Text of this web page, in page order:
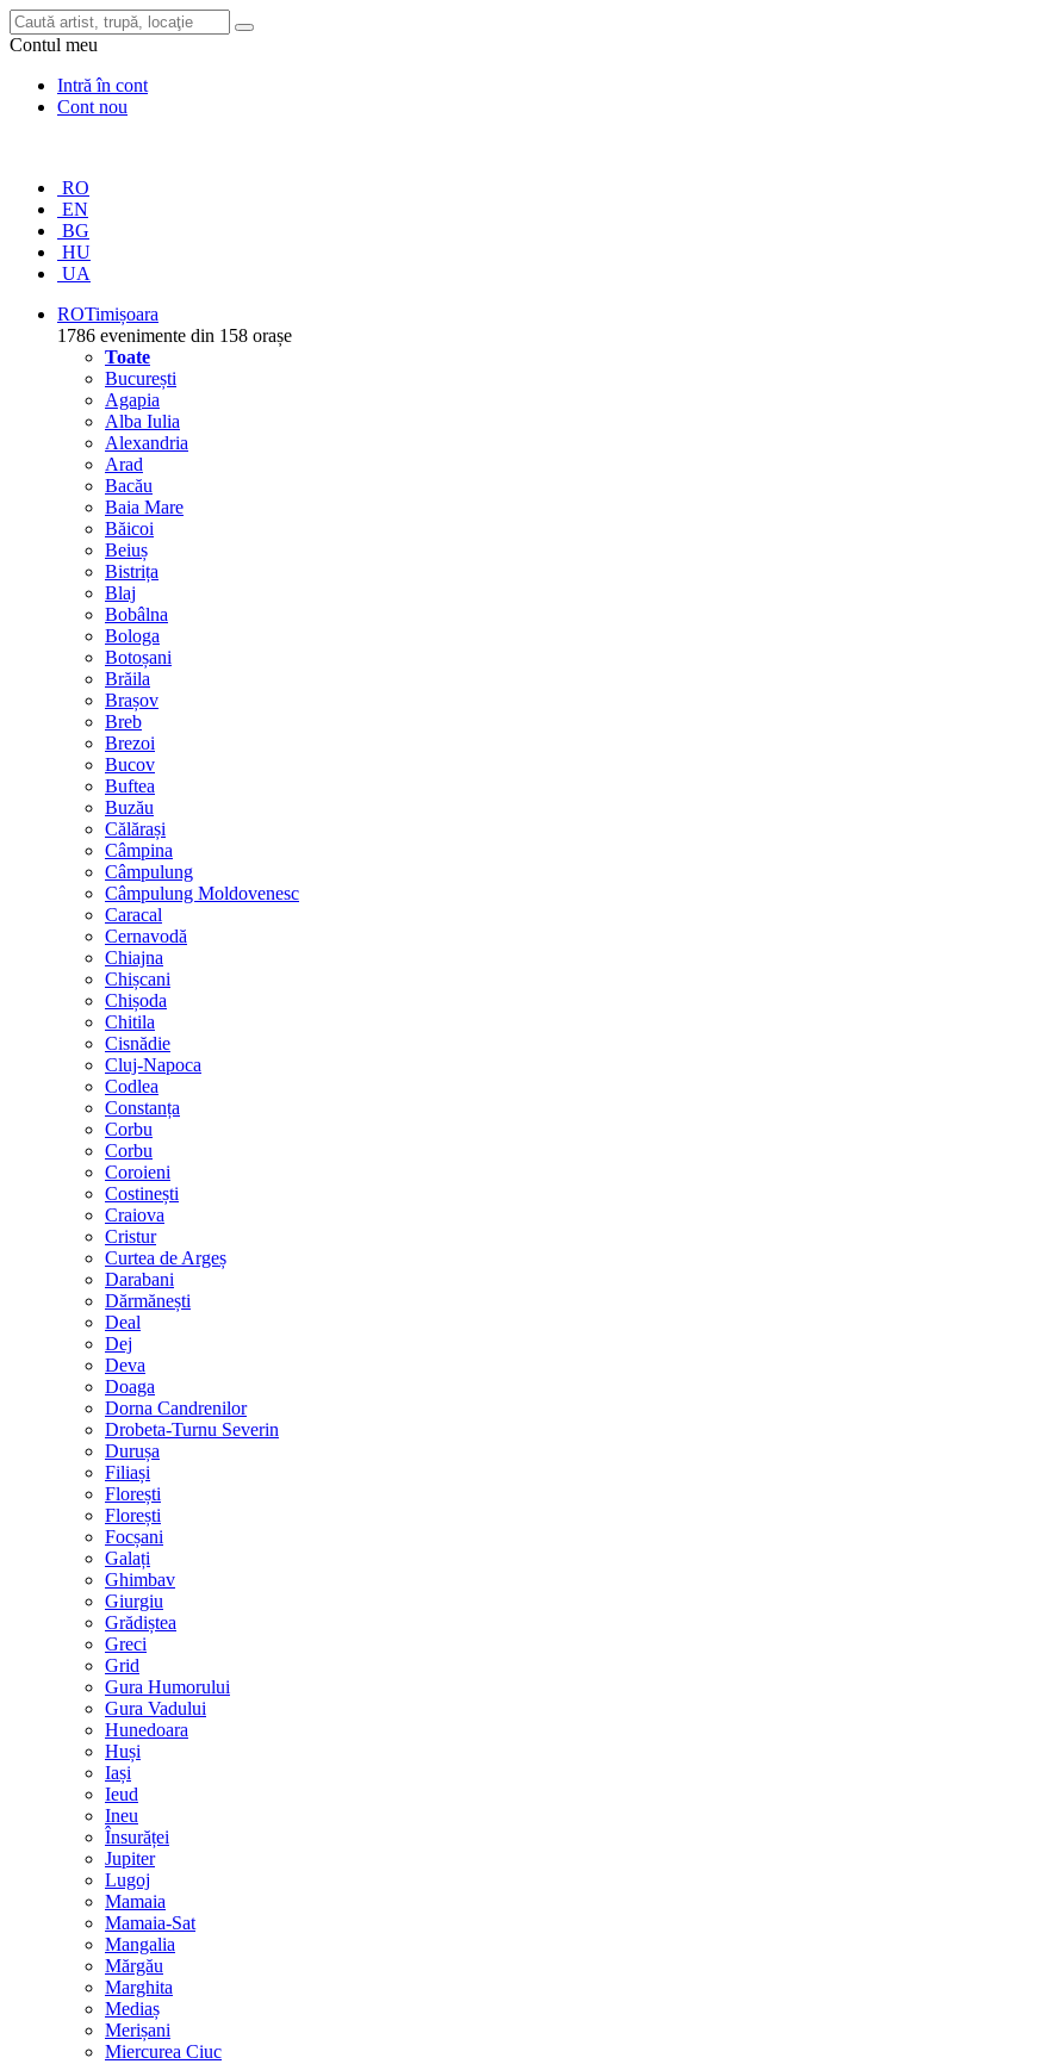
Contul meu
Intră în cont
Cont nou
RO
EN
BG
HU
UA
ROTimișoara
1786 evenimente din 158 orașe
Toate
București
Agapia
Alba Iulia
Alexandria
Arad
Bacău
Baia Mare
Băicoi
Beiuș
Bistrița
Blaj
Bobâlna
Bologa
Botoșani
Brăila
Brașov
Breb
Brezoi
Bucov
Buftea
Buzău
Călărași
Câmpina
Câmpulung
Câmpulung Moldovenesc
Caracal
Cernavodă
Chiajna
Chișcani
Chișoda
Chitila
Cisnădie
Cluj-Napoca
Codlea
Constanța
Corbu
Corbu
Coroieni
Costinești
Craiova
Cristur
Curtea de Argeș
Darabani
Dărmănești
Deal
Dej
Deva
Doaga
Dorna Candrenilor
Drobeta-Turnu Severin
Durușa
Filiași
Florești
Florești
Focșani
Galați
Ghimbav
Giurgiu
Grădiștea
Greci
Grid
Gura Humorului
Gura Vadului
Hunedoara
Huși
Iași
Ieud
Ineu
Însurăței
Jupiter
Lugoj
Mamaia
Mamaia-Sat
Mangalia
Mărgău
Marghita
Mediaș
Merișani
Miercurea Ciuc